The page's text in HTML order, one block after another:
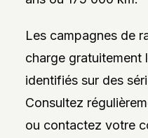
Les campagnes de
charge
identifiés sur des
Consultez
ou contactez votre